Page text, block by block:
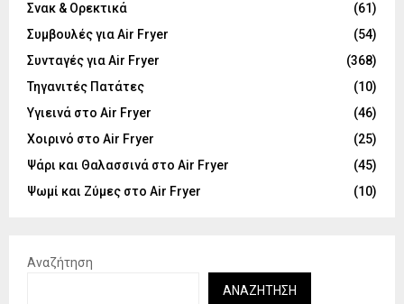
Σνακ & Ορεκτικά
(61)
Συμβουλές για Air Fryer
(54)
Συνταγές για Air Fryer
(368)
Τηγανιτές Πατάτες
(10)
Υγιεινά στο Air Fryer
(46)
Χοιρινό στο Air Fryer
(25)
Ψάρι και Θαλασσινά στο Air Fryer
(45)
Ψωμί και Ζύμες στο Air Fryer
(10)
Αναζήτηση
ΑΝΑΖΉΤΗΣΗ